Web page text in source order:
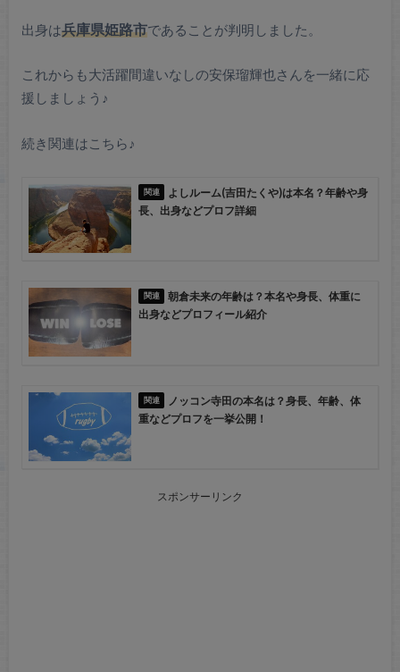
出身は兵庫県姫路市であることが判明しました。
これからも大活躍間違いなしの安保瑠輝也さんを一緒に応
援しましょう♪
続き関連はこちら♪
よしルーム(吉田たくや)は本名？年齢や身
長、出身などプロフ詳細
朝倉未来の年齢は？本名や身長、体重に
出身などプロフィール紹介
ノッコン寺田の本名は？身長、年齢、体
重などプロフを一挙公開！
スポンサーリンク